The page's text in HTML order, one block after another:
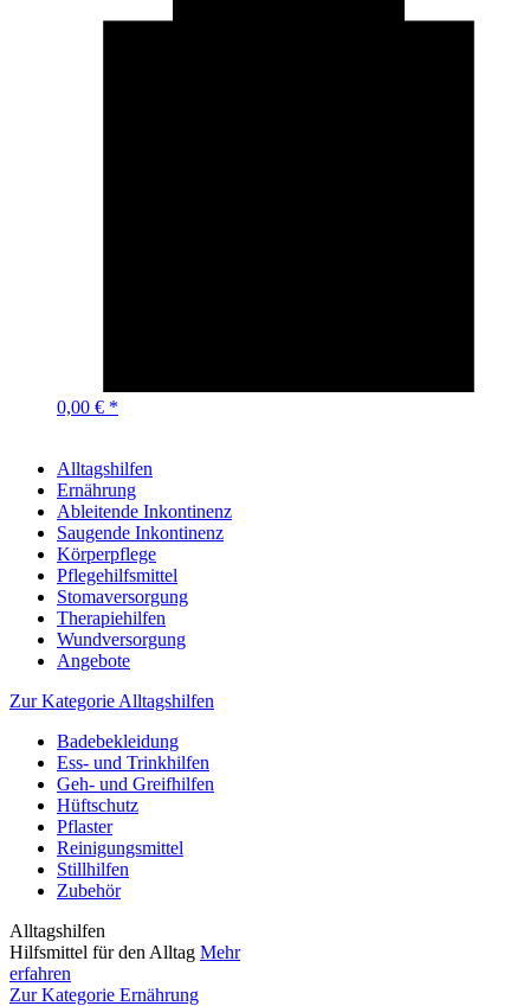
0,00 € *
Alltagshilfen
Ernährung
Ableitende Inkontinenz
Saugende Inkontinenz
Körperpflege
Pflegehilfsmittel
Stomaversorgung
Therapiehilfen
Wundversorgung
Angebote
Zur Kategorie Alltagshilfen
Badebekleidung
Ess- und Trinkhilfen
Geh- und Greifhilfen
Hüftschutz
Pflaster
Reinigungsmittel
Stillhilfen
Zubehör
Alltagshilfen
Hilfsmittel für den Alltag Mehr
erfahren
Zur Kategorie Ernährung